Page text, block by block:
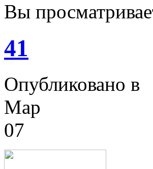
Вы
41
Опубликовано в
Мар
07